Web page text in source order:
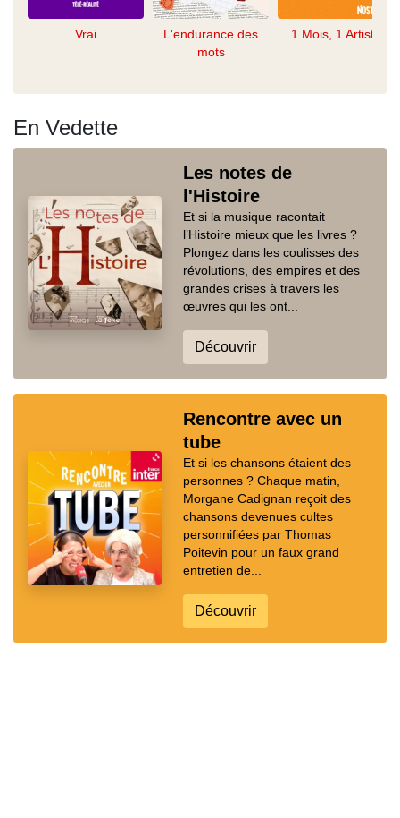
Vrai
L'endurance des
mots
1 Mois, 1 Artiste
En Vedette
Les notes de
l'Histoire
Et si la musique racontait
l’Histoire mieux que les livres ?
Plongez dans les coulisses des
révolutions, des empires et des
grandes crises à travers les
œuvres qui les ont...
Découvrir
Rencontre avec un
tube
Et si les chansons étaient des
personnes ? Chaque matin,
Morgane Cadignan reçoit des
chansons devenues cultes
personnifiées par Thomas
Poitevin pour un faux grand
entretien de...
Découvrir